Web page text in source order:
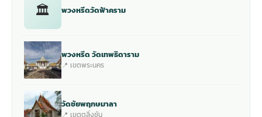
🏛 พวงหรีดวัดฟ้าคราม
พวงหรีด วัดเทพธิดาราม
📍 เขตพระนคร
วัดชัยพฤกษมาลา
📍 เขตตลิ่งชัน